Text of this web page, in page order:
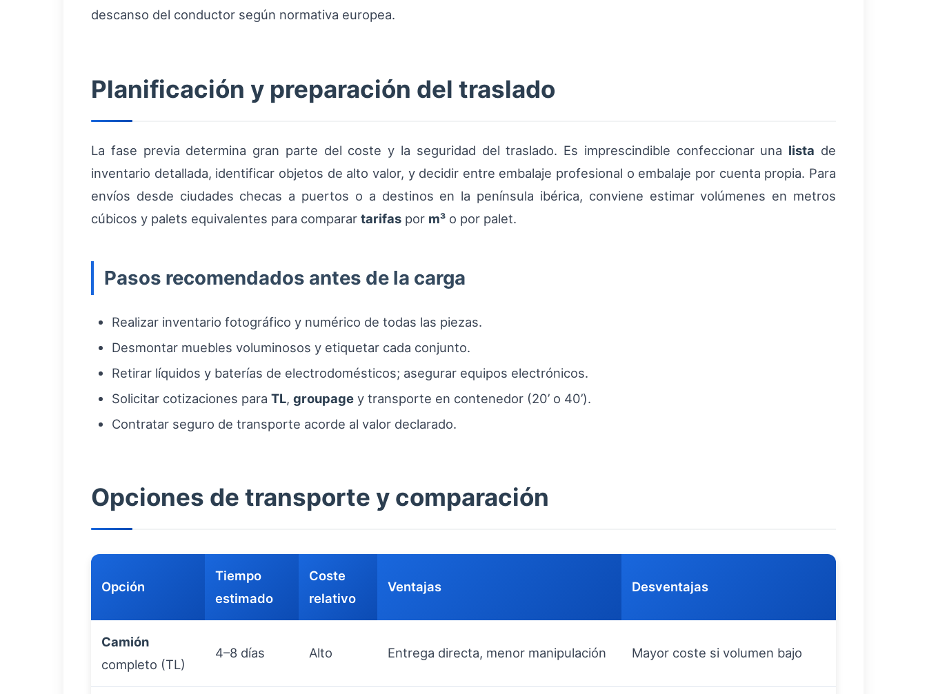
descanso del conductor según normativa europea.
Planificación y preparación del traslado
La fase previa determina gran parte del coste y la seguridad del traslado. Es imprescindible confeccionar una lista de
inventario detallada, identificar objetos de alto valor, y decidir entre embalaje profesional o embalaje por cuenta propia. Para
envíos desde ciudades checas a puertos o a destinos en la península ibérica, conviene estimar volúmenes en metros
cúbicos y palets equivalentes para comparar tarifas por m³ o por palet.
Pasos recomendados antes de la carga
Realizar inventario fotográfico y numérico de todas las piezas.
Desmontar muebles voluminosos y etiquetar cada conjunto.
Retirar líquidos y baterías de electrodomésticos; asegurar equipos electrónicos.
Solicitar cotizaciones para TL, groupage y transporte en contenedor (20’ o 40’).
Contratar seguro de transporte acorde al valor declarado.
Opciones de transporte y comparación
Opción
Tiempo
estimado
Coste
relativo
Ventajas Desventajas
Camión
completo (TL)
4–8 días Alto Entrega directa, menor manipulación Mayor coste si volumen bajo